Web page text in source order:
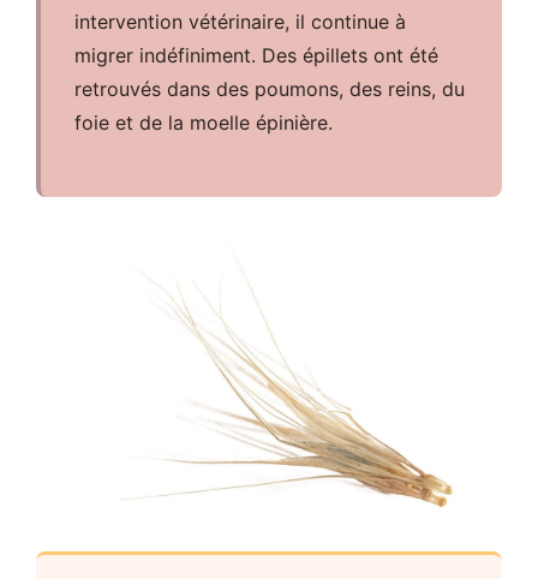
intervention vétérinaire, il continue à
migrer indéfiniment. Des épillets ont été
retrouvés dans des poumons, des reins, du
foie et de la moelle épinière.